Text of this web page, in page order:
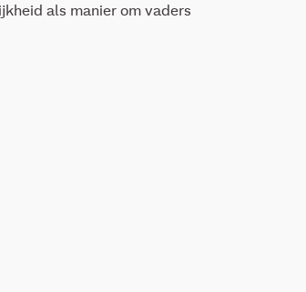
als manier om vaders